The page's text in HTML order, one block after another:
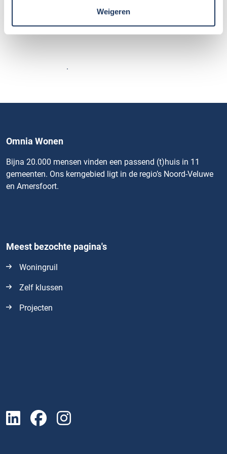
Weigeren
Omnia Wonen
Bijna 20.000 mensen vinden een passend (t)huis in 11
gemeenten. Ons kerngebied ligt in de regio’s Noord-Veluwe
en Amersfoort.
Meest bezochte pagina's
Woningruil
Zelf klussen
Projecten